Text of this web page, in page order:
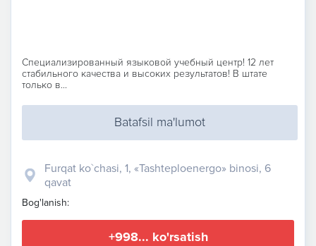
Специализированный языковой учебный центр! 12 лет
стабильного качества и высоких результатов! В штате
только в...
Batafsil ma'lumot
Furqat ko`chasi, 1, «Tashteploenergo» binosi, 6
qavat
Bog'lanish:
+998... ko'rsatish